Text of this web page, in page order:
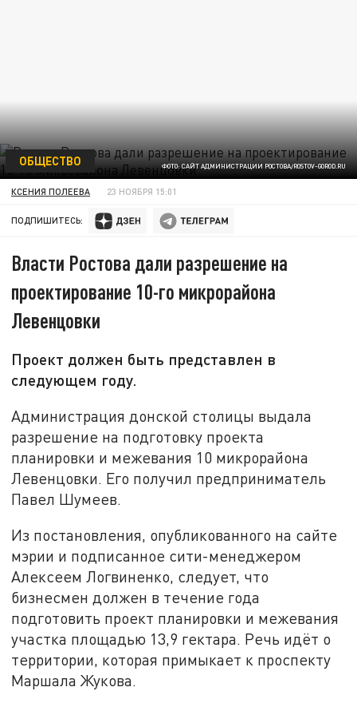
ФОТО: САЙТ АДМИНИСТРАЦИИ РОСТОВА/ROSTOV-GOROD.RU
ОБЩЕСТВО
КСЕНИЯ ПОЛЕЕВА 23 НОЯБРЯ 15:01
ПОДПИШИТЕСЬ:
Власти Ростова дали разрешение на
проектирование 10-го микрорайона
Левенцовки
Проект должен быть представлен в
следующем году.
Администрация донской столицы выдала
разрешение на подготовку проекта
планировки и межевания 10 микрорайона
Левенцовки. Его получил предприниматель
Павел Шумеев.
Из постановления, опубликованного на сайте
мэрии и подписанное сити-менеджером
Алексеем Логвиненко, следует, что
бизнесмен должен в течение года
подготовить проект планировки и межевания
участка площадью 13,9 гектара. Речь идёт о
территории, которая примыкает к проспекту
Маршала Жукова.